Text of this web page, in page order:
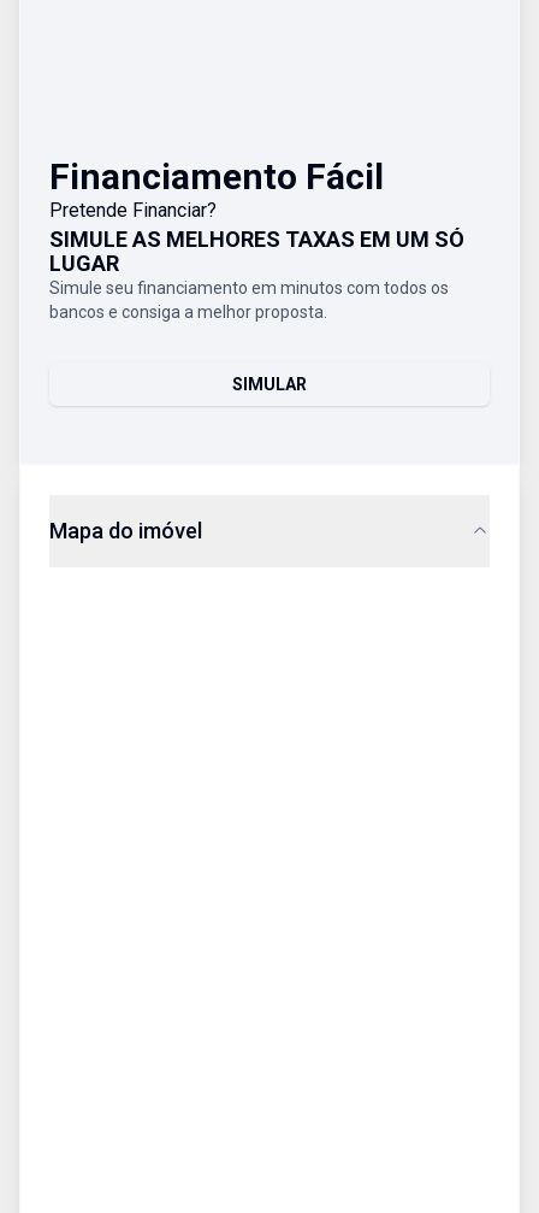
Financiamento Fácil
Pretende Financiar?
SIMULE AS MELHORES TAXAS EM UM SÓ
LUGAR
Simule seu financiamento em minutos com todos os
bancos e consiga a melhor proposta.
SIMULAR
Mapa do imóvel